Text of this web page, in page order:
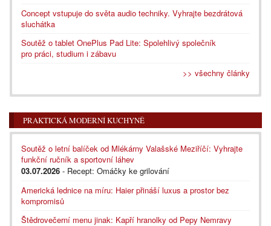
Concept vstupuje do světa audio techniky. Vyhrajte bezdrátová
sluchátka
Soutěž o tablet OnePlus Pad Lite: Spolehlivý společník
pro práci, studium i zábavu
>> všechny články
PRAKTICKÁ MODERNÍ KUCHYNĚ
Soutěž o letní balíček od Mlékárny Valašské Meziříčí: Vyhrajte
funkční ručník a sportovní láhev
03.07.2026 - Recept: Omáčky ke grilování
Americká lednice na míru: Haier přináší luxus a prostor bez
kompromisů
Štědrovečerní menu jinak: Kapří hranolky od Pepy Nemravy